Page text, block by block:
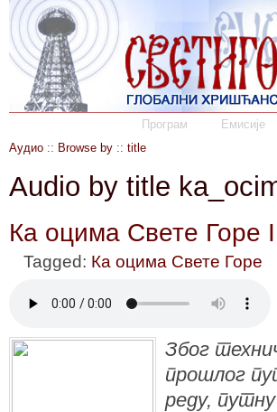
Програм Емисије
Аудио :: Browse by :: title
Audio by title
Ка оцима Свете Горе
Tagged: Ка оцима Свете Горе
Због
прошлог
реду,